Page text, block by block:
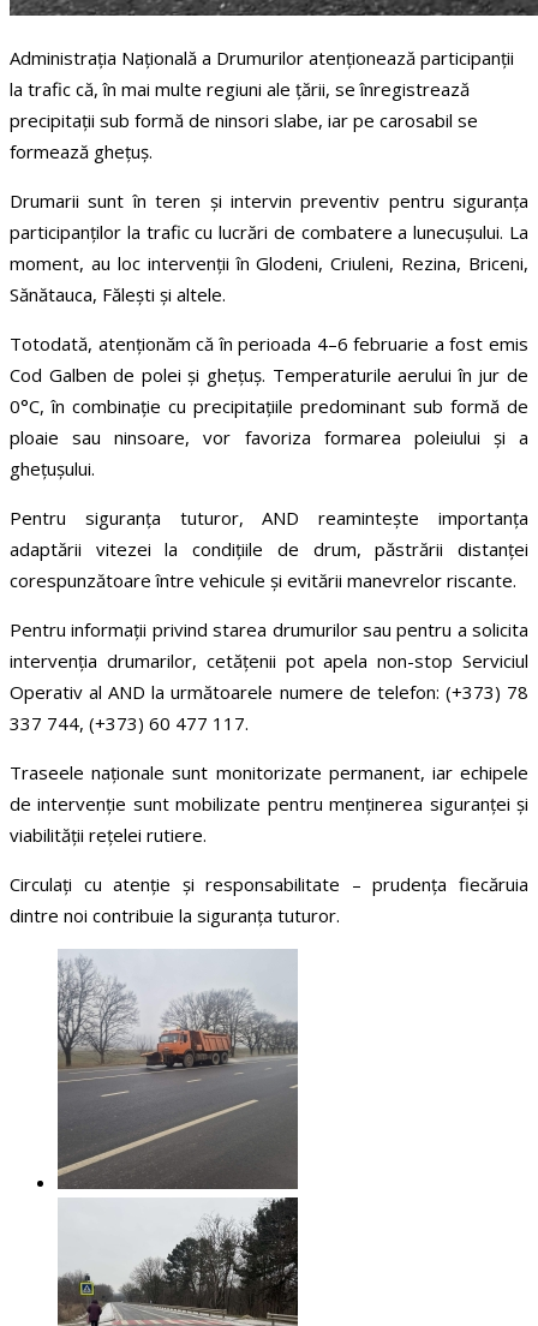
Administrația Națională a Drumurilor atenționează participanții
la trafic că, în mai multe regiuni ale țării, se înregistrează
precipitații sub formă de ninsori slabe, iar pe carosabil se
formează ghețuș.
Drumarii sunt în teren și intervin preventiv pentru siguranța
participanților la trafic cu lucrări de combatere a lunecușului. La
moment, au loc intervenții în Glodeni, Criuleni, Rezina, Briceni,
Sănătauca, Fălești și altele.
Totodată, atenționăm că în perioada 4–6 februarie a fost emis
Cod Galben de polei și ghețuș. Temperaturile aerului în jur de
0°C, în combinație cu precipitațiile predominant sub formă de
ploaie sau ninsoare, vor favoriza formarea poleiului și a
ghețușului.
Pentru siguranța tuturor, AND reamintește importanța
adaptării vitezei la condițiile de drum, păstrării distanței
corespunzătoare între vehicule și evitării manevrelor riscante.
Pentru informații privind starea drumurilor sau pentru a solicita
intervenția drumarilor, cetățenii pot apela non-stop Serviciul
Operativ al AND la următoarele numere de telefon: (+373) 78
337 744, (+373) 60 477 117.
Traseele naționale sunt monitorizate permanent, iar echipele
de intervenție sunt mobilizate pentru menținerea siguranței și
viabilității rețelei rutiere.
Circulați cu atenție și responsabilitate – prudența fiecăruia
dintre noi contribuie la siguranța tuturor.